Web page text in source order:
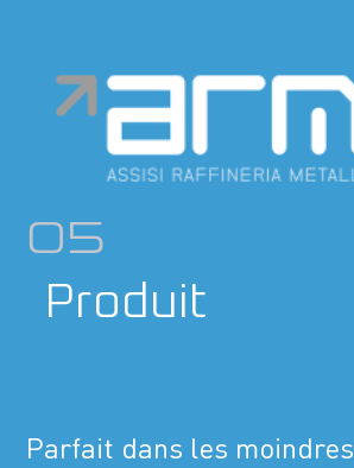
content
05
Produit
Parfait dans les moindres